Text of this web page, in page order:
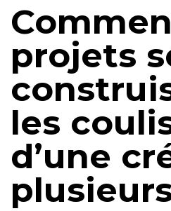
projets
les
d’une